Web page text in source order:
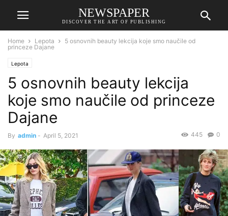
NEWSPAPER
DISCOVER THE ART OF PUBLISHING
Home Lepota
5 osnovnih beauty lekcija koje smo naučile od
princeze Dajane
Lepota
5 osnovnih beauty lekcija
koje smo naučile od princeze
Dajane
By admin - April 5, 2021 0
445